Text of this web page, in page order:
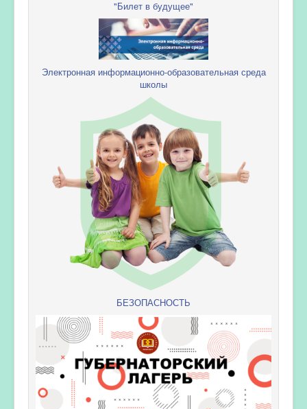
"Билет в будущее"
Электронная информационно-образовательная среда
школы
БЕЗОПАСНОСТЬ